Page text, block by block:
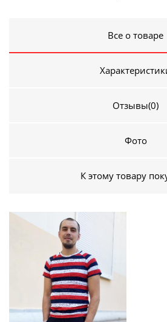
Все о товаре
Отзывы(0)
Фото
К этому товару